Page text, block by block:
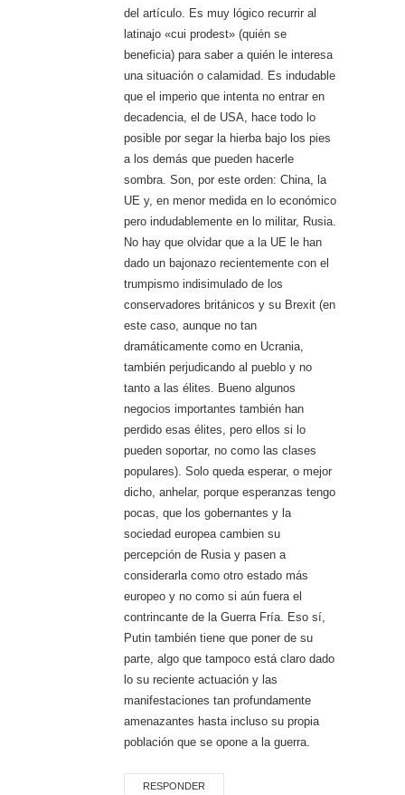
del artículo. Es muy lógico recurrir al
latinajo «cui prodest» (quién se
beneficia) para saber a quién le interesa
una situación o calamidad. Es indudable
que el imperio que intenta no entrar en
decadencia, el de USA, hace todo lo
posible por segar la hierba bajo los pies
a los demás que pueden hacerle
sombra. Son, por este orden: China, la
UE y, en menor medida en lo económico
pero indudablemente en lo militar, Rusia.
No hay que olvidar que a la UE le han
dado un bajonazo recientemente con el
trumpismo indisimulado de los
conservadores británicos y su Brexit (en
este caso, aunque no tan
dramáticamente como en Ucrania,
también perjudicando al pueblo y no
tanto a las élites. Bueno algunos
negocios importantes también han
perdido esas élites, pero ellos si lo
pueden soportar, no como las clases
populares). Solo queda esperar, o mejor
dicho, anhelar, porque esperanzas tengo
pocas, que los gobernantes y la
sociedad europea cambien su
percepción de Rusia y pasen a
considerarla como otro estado más
europeo y no como si aún fuera el
contrincante de la Guerra Fría. Eso sí,
Putin también tiene que poner de su
parte, algo que tampoco está claro dado
lo su reciente actuación y las
manifestaciones tan profundamente
amenazantes hasta incluso su propia
población que se opone a la guerra.
RESPONDER